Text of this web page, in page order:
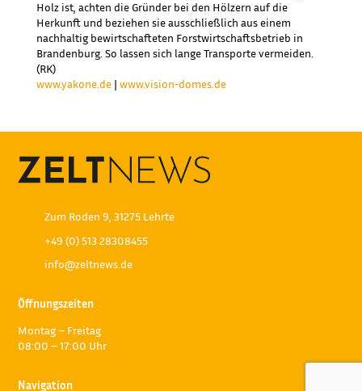
Holz ist, achten die Gründer bei den Hölzern auf die
Herkunft und beziehen sie ausschließlich aus einem
nachhaltig bewirtschafteten Forstwirtschaftsbetrieb in
Brandenburg. So lassen sich lange Transporte vermeiden.
(RK)
www.yakone.de| www.vision-domes.de
Zum Roden 9, 31275 Lehrte
+49 (0) 513 28308455
info@zeltnews.de
Öffnungszeiten
Montag – Freitag
08:00 – 17:00 Uhr
Navigation